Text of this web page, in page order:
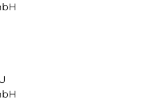
mehr Raum? Stell das
und nutze das große
deine Selfies zu entdecken –
klassische Smartphone-
müssen. Klappe dein
mache dort weiter, wo du
Energie.
sorgt dafür, dass du auch